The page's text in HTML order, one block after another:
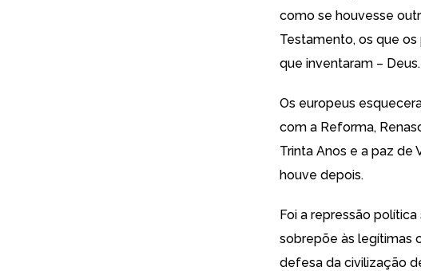
como se houvesse
Testamento, os que
que inventaram – Deus.
Os europeus
com a Reforma,
Trinta Anos e a paz de
houve depois.
Foi a repressão
sobrepõe às legítimas
defesa da civilização